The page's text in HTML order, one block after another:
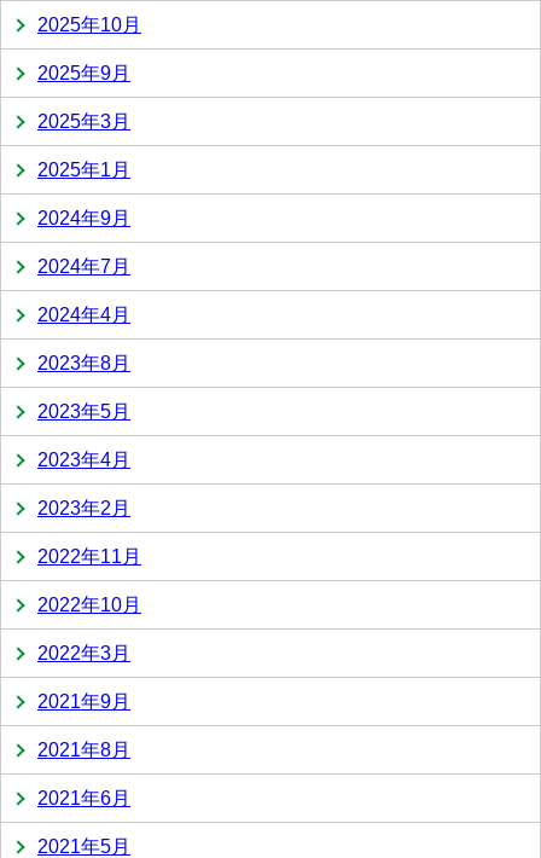
2025年10月
2025年9月
2025年3月
2025年1月
2024年9月
2024年7月
2024年4月
2023年8月
2023年5月
2023年4月
2023年2月
2022年11月
2022年10月
2022年3月
2021年9月
2021年8月
2021年6月
2021年5月